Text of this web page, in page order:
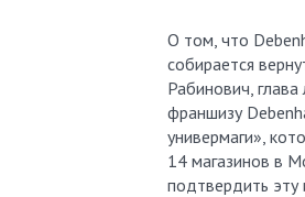
О том, что
собирается
Рабинович,
франшизу
универмаги»,
14 магазинов в
подтвердить